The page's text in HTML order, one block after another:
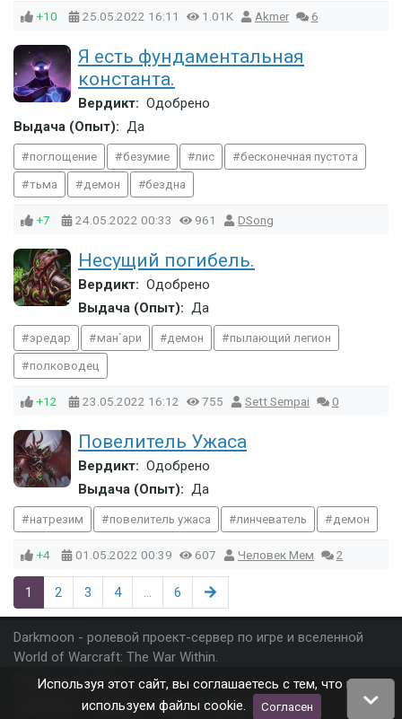
+10 25.05.2022 16:11 1.01K Akmer 6
Я есть фундаментальная
константа.
Вердикт: Одобрено
Выдача (Опыт): Да
поглощение безумие лис бесконечная пустота
тьма демон бездна
+7 24.05.2022 00:33 961 DSong
Несущий погибель.
Вердикт: Одобрено
Выдача (Опыт): Да
эредар ман`ари демон пылающий легион
полководец
+12 23.05.2022 16:12 755 Sett Sempai 0
Повелитель Ужаса
Вердикт: Одобрено
Выдача (Опыт): Да
натрезим повелитель ужаса линчеватель демон
+4 01.05.2022 00:39 607 Человек Мем 2
1 2 3 4 ... 6
Darkmoon - ролевой проект-сервер по игре и вселенной
World of Warcraft: The War Within.
Darkmoon
© 2026
Правила Правообладателям
Используя этот сайт, вы соглашаетесь с тем, что мы
используем файлы cookie.
Согласен